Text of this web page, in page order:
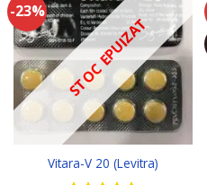
-23%
STOC EPUIZAT
Vitara-V 20 (Levitra)